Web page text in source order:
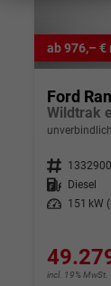
ab 976,– €
Ford
Fahrzeugnr. 1332900
Kraftstoff
Diesel
Leistung
151 kW
incl. 19% MwSt.